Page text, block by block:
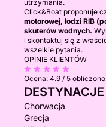
utrzymania.
Click&Boat proponuje
motorowej, łodzi RIB
skuterów wodnych.
i skontaktuj się z
wszelkie pytania.
OPINIE KLIENTÓW
Ocena: 4.9 / 5 obliczono
DESTYNACJE
Chorwacja
Grecja